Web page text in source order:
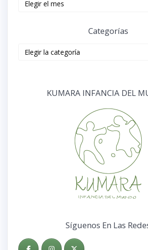
Categorías
KUMARA INFANCIA DEL
Síguenos En Las